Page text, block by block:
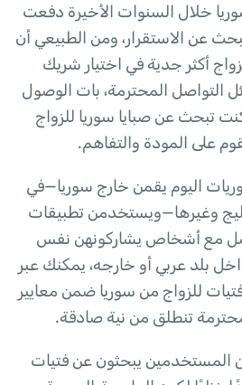
خلال السنوات الأخيرة دفعت
عن الاستقرار، ومن الطبيعي أن
أكثر جدية في اختيار شريك
التواصل المحترمة، بات الوصول
تبحث عن صبايا سوريا للزواج
على المودة والتفاهم.
اليوم يقمن خارج سوريا—في
وغيرها—ويستخدمن تطبيقات
مع أشخاص يشاركونهن نفس
بلد عربي أو خارجه، يمكنك عبر
للزواج من سوريا ضمن معايير
تنطلق من نية صادقة.
المستخدمين يبحثون عن فتيات